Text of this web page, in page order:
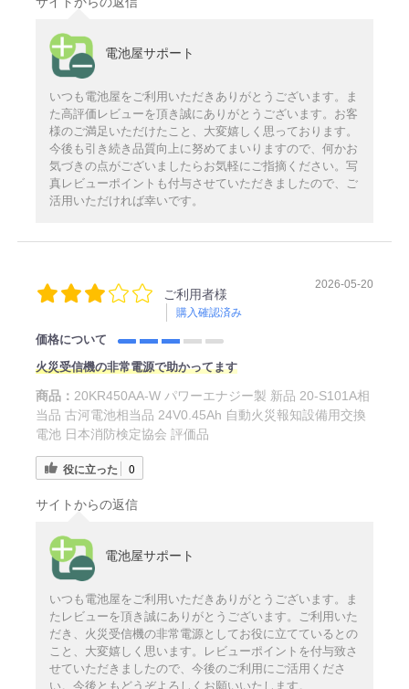
電池屋サポート
いつも電池屋をご利用いただきありがとうございます。ま
た高評価レビューを頂き誠にありがとうございます。お客
様のご満足いただけたこと、大変嬉しく思っております。
今後も引き続き品質向上に努めてまいりますので、何かお
気づきの点がございましたらお気軽にご指摘ください。写
真レビューポイントも付与させていただきましたので、ご
活用いただければ幸いです。
ご利用者様
購入確認済み
2026-05-20
価格について
火災受信機の非常電源で助かってます
商品： 20KR450AA-W パワーエナジー製 新品 20-S101A相
当品 古河電池相当品 24V0.45Ah 自動火災報知設備用交換
電池 日本消防検定協会 評価品
役に立った 0
サイトからの返信
電池屋サポート
いつも電池屋をご利用いただきありがとうございます。ま
たレビューを頂き誠にありがとうございます。ご利用いた
だき、火災受信機の非常電源としてお役に立てているとの
こと、大変嬉しく思います。レビューポイントを付与致さ
せていただきましたので、今後のご利用にご活用くださ
い。今後ともどうぞよろしくお願いいたします。